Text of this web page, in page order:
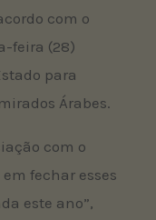
com o
feira (28)
para
Árabes.
com o
fechar esses
este ano”,